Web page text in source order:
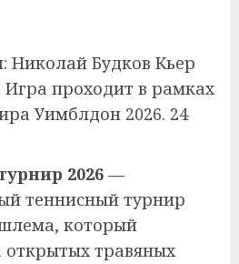
Николай Будков Кьер
проходит в рамках
Уимблдон 2026. 24
2026 —
теннисный турнир
который
открытых травяных